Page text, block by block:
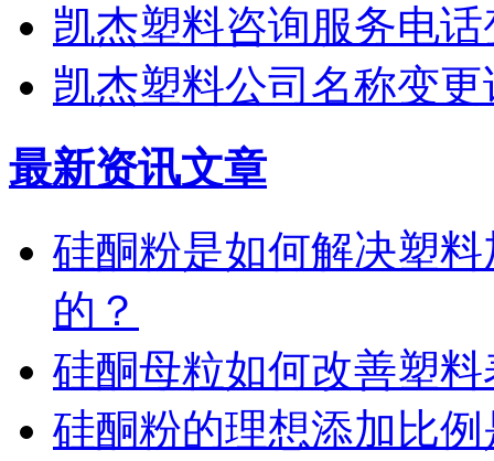
凯杰塑料咨询服务电
凯杰塑料公司名称变更
最新资讯文章
硅酮粉是如何解决塑
的？
硅酮母粒如何改善塑
硅酮粉的理想添加比